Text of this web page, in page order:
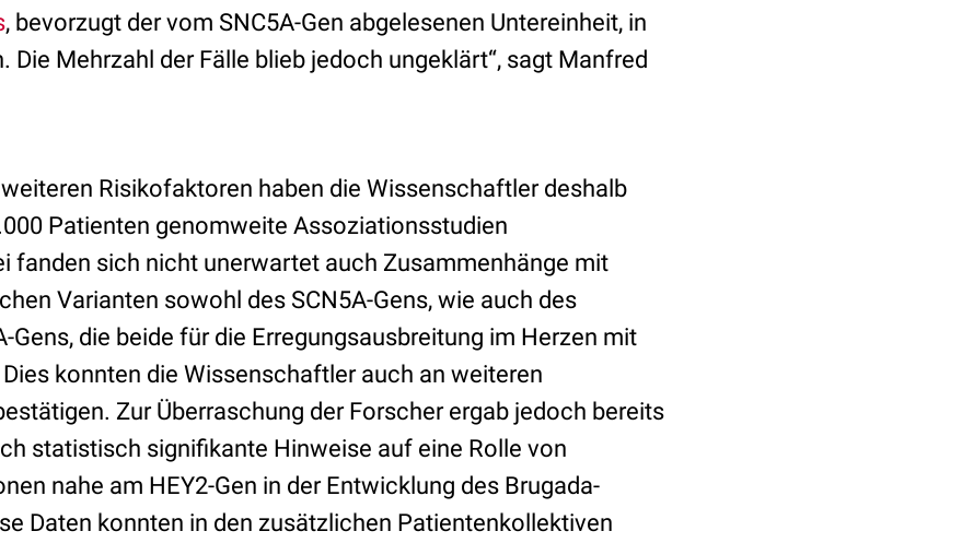
, bevorzugt der vom SNC5A-Gen abgelesenen Untereinheit, in
Die Mehrzahl der Fälle blieb jedoch ungeklärt“, sagt Manfred
Risikofaktoren haben die Wissenschaftler deshalb
Patienten genomweite Assoziationsstudien
fanden sich nicht unerwartet auch Zusammenhänge mit
Varianten sowohl des SCN5A-Gens, wie auch des
Gens, die beide für die Erregungsausbreitung im Herzen mit
konnten die Wissenschaftler auch an weiteren
Zur Überraschung der Forscher ergab jedoch bereits
statistisch signifikante Hinweise auf eine Rolle von
nahe am HEY2-Gen in der Entwicklung des Brugada-
Daten konnten in den zusätzlichen Patientenkollektiven